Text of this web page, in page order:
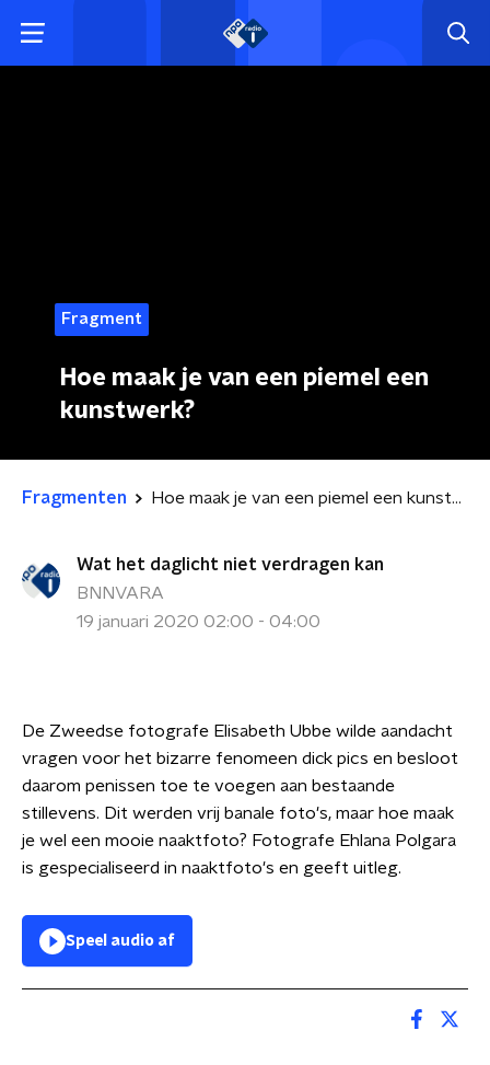
Fragment
Hoe maak je van een piemel een
kunstwerk?
Fragmenten Hoe maak je van een piemel een kunstwerk?
Wat het daglicht niet verdragen kan
BNNVARA
19 januari 2020 02:00 - 04:00
De Zweedse fotografe Elisabeth Ubbe wilde aandacht
vragen voor het bizarre fenomeen dick pics en besloot
daarom penissen toe te voegen aan bestaande
stillevens. Dit werden vrij banale foto's, maar hoe maak
je wel een mooie naaktfoto? Fotografe Ehlana Polgara
is gespecialiseerd in naaktfoto's en geeft uitleg.
Speel audio af